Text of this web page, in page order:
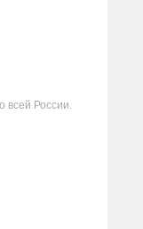
всей России.